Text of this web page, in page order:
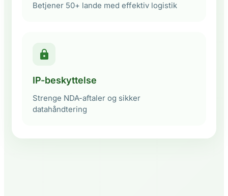
Betjener 50+ lande med effektiv logistik
IP-beskyttelse
Strenge NDA-aftaler og sikker
datahåndtering